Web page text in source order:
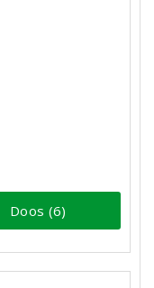
Doos (6)